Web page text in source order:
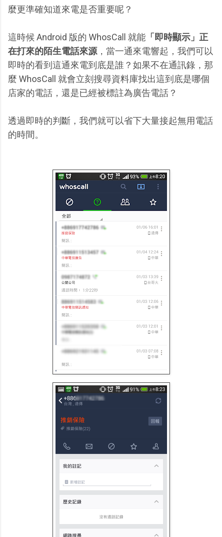
麼更準確知道來電是否重要呢？
這時候 Android 版的 WhosCall 就能 「即時顯示」正
在打來的陌生電話來源 ，當一通來電響起，我們可以
即時的看到這通來電到底是誰？如果不在通訊錄，那
麼 WhosCall 就會立刻搜尋資料庫找出這到底是哪個
店家的電話，還是已經被標註為廣告電話？
透過即時的判斷，我們就可以省下大量接起無用電話
的時間。